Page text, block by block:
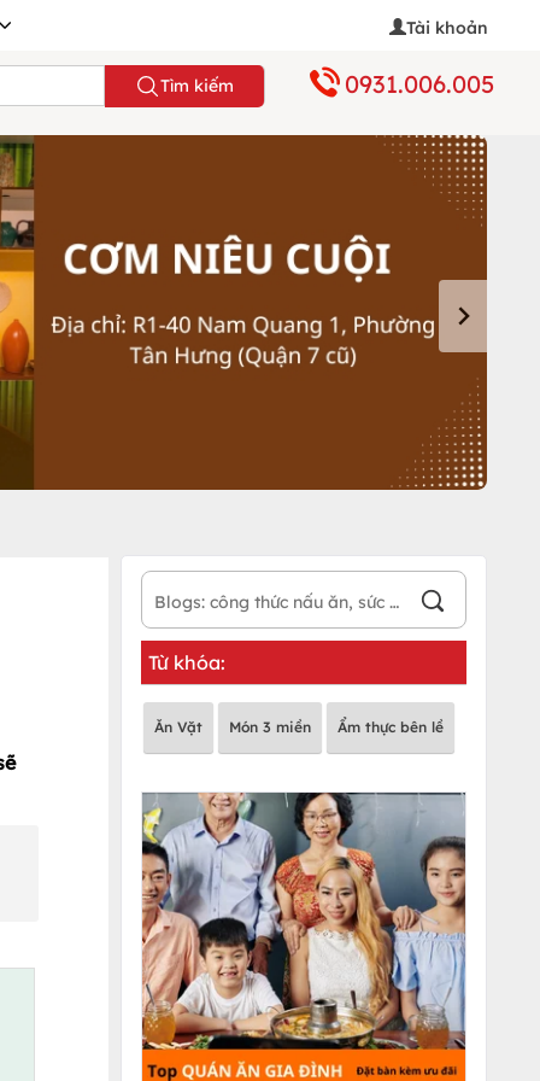
Tài khoản
Tìm kiếm 0931.006.005
Từ khóa:
Ăn Vặt Món 3 miền Ẩm thực bên lề